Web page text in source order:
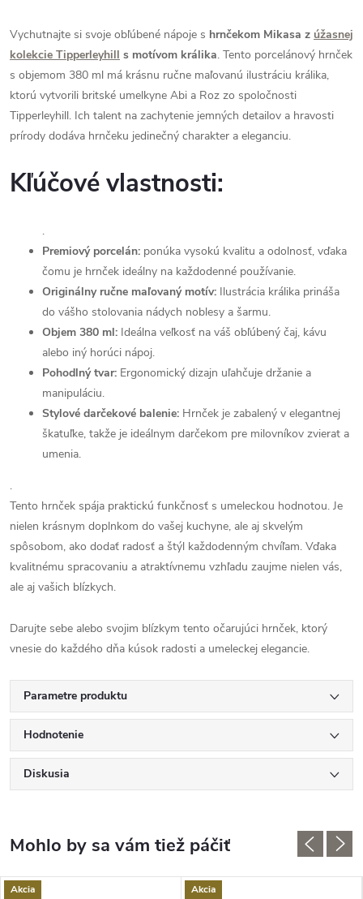
Vychutnajte si svoje obľúbené nápoje s hrnčekom Mikasa z úžasnej
kolekcie Tipperleyhill s motívom králika. Tento porcelánový hrnček
s objemom 380 ml má krásnu ručne maľovanú ilustráciu králika,
ktorú vytvorili britské umelkyne Abi a Roz zo spoločnosti
Tipperleyhill. Ich talent na zachytenie jemných detailov a hravosti
prírody dodáva hrnčeku jedinečný charakter a eleganciu.
Kľúčové vlastnosti:
.
Premiový porcelán: ponúka vysokú kvalitu a odolnosť, vďaka
čomu je hrnček ideálny na každodenné používanie.
Originálny ručne maľovaný motív: Ilustrácia králika prináša
do vášho stolovania nádych noblesy a šarmu.
Objem 380 ml: Ideálna veľkosť na váš obľúbený čaj, kávu
alebo iný horúci nápoj.
Pohodlný tvar: Ergonomický dizajn uľahčuje držanie a
manipuláciu.
Stylové darčekové balenie: Hrnček je zabalený v elegantnej
škatuľke, takže je ideálnym darčekom pre milovníkov zvierat a
umenia.
.
Tento hrnček spája praktickú funkčnosť s umeleckou hodnotou. Je
nielen krásnym doplnkom do vašej kuchyne, ale aj skvelým
spôsobom, ako dodať radosť a štýl každodenným chvíľam. Vďaka
kvalitnému spracovaniu a atraktívnemu vzhľadu zaujme nielen vás,
ale aj vašich blízkych.
Darujte sebe alebo svojim blízkym tento očarujúci hrnček, ktorý
vnesie do každého dňa kúsok radosti a umeleckej elegancie.
Parametre produktu
Hodnotenie
Diskusia
Akcia Akcia